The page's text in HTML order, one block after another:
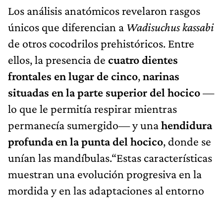
Los análisis anatómicos revelaron rasgos
únicos que diferencian a Wadisuchus kassabi
de otros cocodrilos prehistóricos. Entre
ellos, la presencia de cuatro dientes
frontales en lugar de cinco,narinas
situadas en la parte superior del hocico—
lo que le permitía respirar mientras
permanecía sumergido— y unahendidura
profunda en la punta del hocico, donde se
unían las mandíbulas.“Estas características
muestran una evolución progresiva en la
mordida y en las adaptaciones al entorno